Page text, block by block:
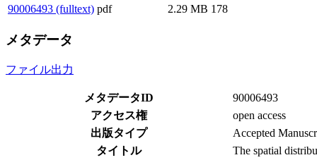
90006493 (fulltext) pdf 2.29 MB 178
メタデータ
ファイル出力
メタデータID
90006493
アクセス権
open access
出版タイプ
Accepted
タイトル
The spatial